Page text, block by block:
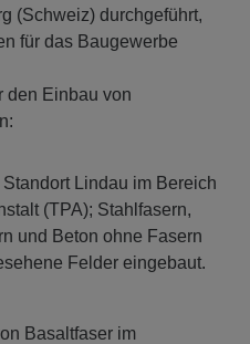
(Schweiz) durchgeführt,
für das Baugewerbe
den Einbau von
Lindau im Bereich
(TPA); Stahlfasern,
und Beton ohne Fasern
Felder eingebaut.
Basaltfaser im